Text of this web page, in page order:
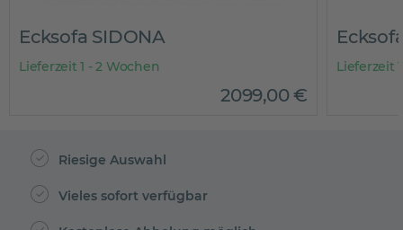
Ecksofa SIDONA
Lieferzeit 1 - 2 Wochen
2099,00€
Lieferzeit
Riesige Auswahl
Vieles sofort verfügbar